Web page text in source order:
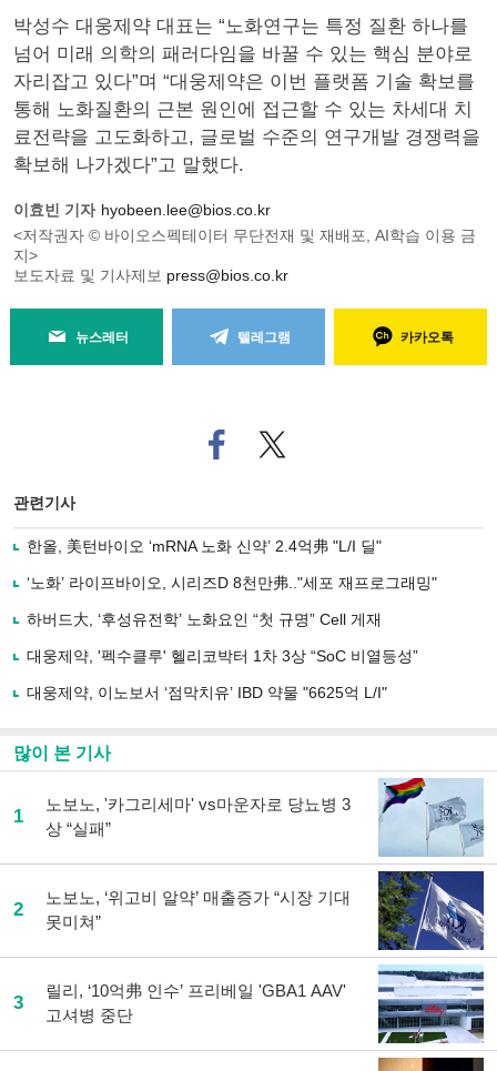
박성수 대웅제약 대표는 “노화연구는 특정 질환 하나를
넘어 미래 의학의 패러다임을 바꿀 수 있는 핵심 분야로
자리잡고 있다”며 “대웅제약은 이번 플랫폼 기술 확보를
통해 노화질환의 근본 원인에 접근할 수 있는 차세대 치
료전략을 고도화하고, 글로벌 수준의 연구개발 경쟁력을
확보해 나가겠다”고 말했다.
이효빈 기자 hyobeen.lee@bios.co.kr
<저작권자 © 바이오스펙테이터 무단전재 및 재배포, AI학습 이용 금
지>
보도자료 및 기사제보 press@bios.co.kr
뉴스레터 텔레그램 카카오톡
페
이
로
기
사
유
기
트위
터로
관련기사
한올, 美턴바이오 ‘mRNA 노화 신약’ 2.4억弗 "L/I 딜"
‘노화’ 라이프바이오, 시리즈D 8천만弗.."세포 재프로그래밍"
하버드大, ‘후성유전학’ 노화요인 “첫 규명” Cell 게재
대웅제약, '펙수클루' 헬리코박터 1차 3상 “SoC 비열등성”
대웅제약, 이노보서 ‘점막치유’ IBD 약물 "6625억 L/I"
많이 본 기사
1
노보노, '카그리세마' vs마운자로 당뇨병 3
상 “실패”
2
노보노, ‘위고비 알약’ 매출증가 “시장 기대
못미쳐”
3
릴리, ‘10억弗 인수’ 프리베일 'GBA1 AAV'
고셔병 중단